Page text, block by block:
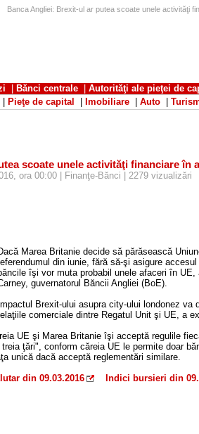
Banca Angliei: Brexit-ul ar putea scoate unele activităţi
Bănci centrale Autorităţi ale pieţei de
Pieţe de capital Imobiliare Auto
scoate unele activităţi financiare în
ora 00:00 | Finanţe-Bănci | 2279 vizualizări
Marea Britanie decide să părăsească
din iunie, fără să-şi asigure
îşi vor muta probabil unele afaceri în
guvernatorul Băncii Angliei (BoE).
Impactul Brexit-ului asupra city-ului londonez va
comerciale dintre Regatul Unit şi UE, a
UE şi Marea Britanie îşi acceptă regulile
ţări", conform căreia UE le permite doar
unică dacă acceptă reglementări similare.
din 09.03.2016 Indici bursieri din